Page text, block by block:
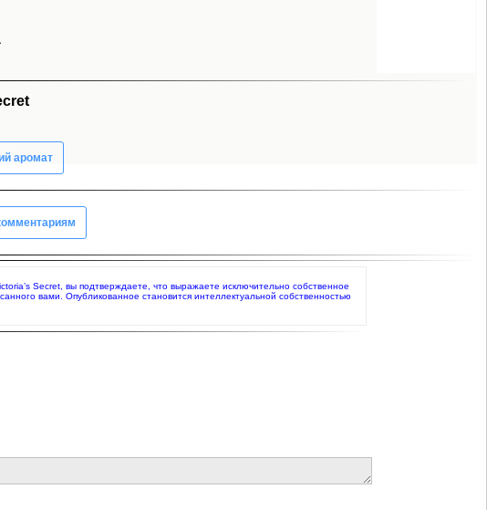
аромат
Secret, вы подтверждаете, что выражаете исключительно собственное
вами. Опубликованное становится интеллектуальной собственностью